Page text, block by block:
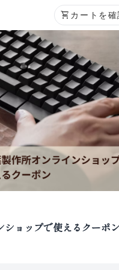
shopping_cart カートを
ショップで使えるクーポ